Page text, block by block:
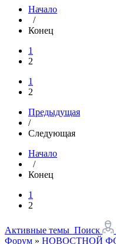
Начало
/
Конец
1
2
1
2
Предыдущая
/
Следующая
Начало
/
Конец
1
2
Активные темы Поиск
Форум » НОВОСТНОЙ